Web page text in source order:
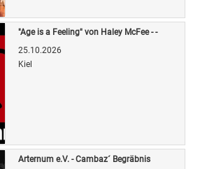
"Age is a Feeling" von Haley McFee - -
25.10.2026
Kiel
Arternum e.V. - Cambaz´ Begräbnis